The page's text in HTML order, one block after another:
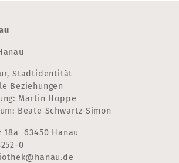
Stadtidentität
Beziehungen
Martin Hoppe
Beate Schwartz-Simon
63450 Hanau
0